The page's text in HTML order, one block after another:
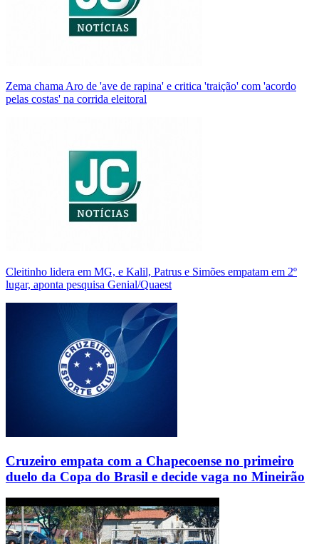
Zema chama Aro de 'ave de rapina' e critica 'traição' com 'acordo
pelas costas' na corrida eleitoral
Cleitinho lidera em MG, e Kalil, Patrus e Simões empatam em 2º
lugar, aponta pesquisa Genial/Quaest
Cruzeiro empata com a Chapecoense no primeiro
duelo da Copa do Brasil e decide vaga no Mineirão